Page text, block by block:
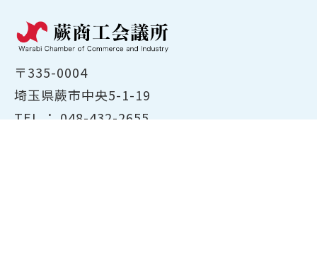
〒335-0004
埼玉県蕨市中央5-1-19
TEL ： 048-432-2655